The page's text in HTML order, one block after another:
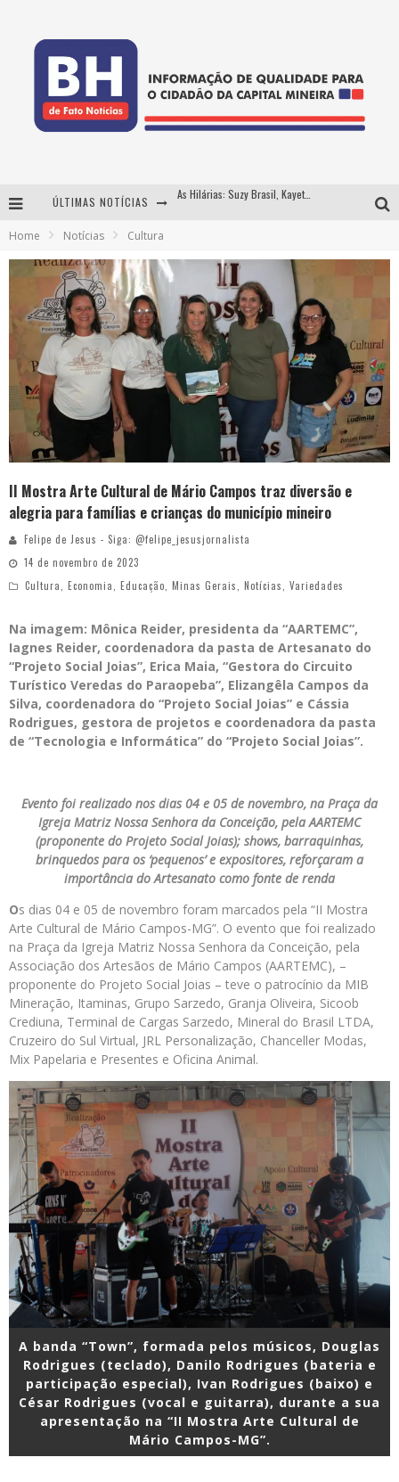
ÚLTIMAS NOTÍCIAS Projeta Cultura abre inscrições gratuitas em Conselheiro Lafaiete para oficinas de elaboração de projetos culturais e inteligência artificial
As Hilárias: Suzy Brasil, Kayete e Karoline Absinto retornam a Belo Horizonte para apresentação única no Teatro Sesiminas
Home Notícias Cultura
II Mostra Arte Cultural de Mário Campos traz diversão e
alegria para famílias e crianças do município mineiro
Felipe de Jesus - Siga: @felipe_jesusjornalista
14 de novembro de 2023
Cultura, Economia, Educação, Minas Gerais, Notícias, Variedades
Na imagem: Mônica Reider, presidenta da “AARTEMC”,
Iagnes Reider, coordenadora da pasta de Artesanato do
“Projeto Social Joias”, Erica Maia, “Gestora do Circuito
Turístico Veredas do Paraopeba”, Elizangêla Campos da
Silva, coordenadora do “Projeto Social Joias” e Cássia
Rodrigues, gestora de projetos e coordenadora da pasta
de “Tecnologia e Informática” do “Projeto Social Joias”.
Evento foi realizado nos dias 04 e 05 de novembro, na Praça da
Igreja Matriz Nossa Senhora da Conceição, pela AARTEMC
(proponente do Projeto Social Joias); shows, barraquinhas,
brinquedos para os ‘pequenos’ e expositores, reforçaram a
importância do Artesanato como fonte de renda
Os dias 04 e 05 de novembro foram marcados pela “II Mostra
Arte Cultural de Mário Campos-MG”. O evento que foi realizado
na Praça da Igreja Matriz Nossa Senhora da Conceição, pela
Associação dos Artesãos de Mário Campos (AARTEMC), –
proponente do Projeto Social Joias – teve o patrocínio da MIB
Mineração, Itaminas, Grupo Sarzedo, Granja Oliveira, Sicoob
Crediuna, Terminal de Cargas Sarzedo, Mineral do Brasil LTDA,
Cruzeiro do Sul Virtual, JRL Personalização, Chanceller Modas,
Mix Papelaria e Presentes e Oficina Animal.
A banda “Town”, formada pelos músicos, Douglas
Rodrigues (teclado), Danilo Rodrigues (bateria e
participação especial), Ivan Rodrigues (baixo) e
César Rodrigues (vocal e guitarra), durante a sua
apresentação na “II Mostra Arte Cultural de
Mário Campos-MG”.